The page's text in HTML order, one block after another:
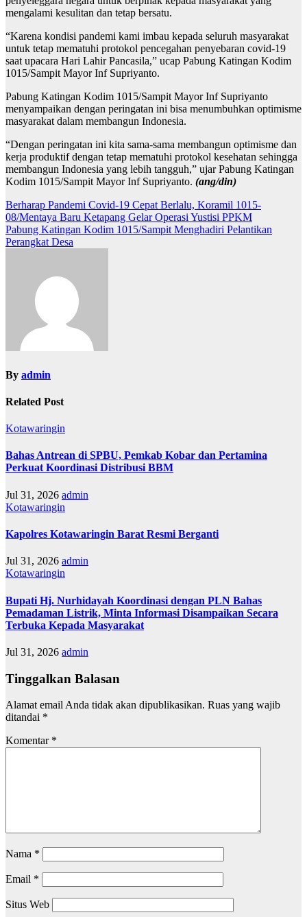
mengalami kesulitan dan tetap bersatu.
“Karena kondisi pandemi kami imbau kepada seluruh masyarakat
untuk tetap mematuhi protokol pencegahan penyebaran covid-19
saat upacara Hari Lahir Pancasila,” ucap Pabung Katingan Kodim
1015/Sampit Mayor Inf Supriyanto.
Pabung Katingan Kodim 1015/Sampit Mayor Inf Supriyanto
menyampaikan dengan peringatan ini bisa menumbuhkan optimisme
masyarakat dalam membangun Indonesia.
“Dengan peringatan ini kita sama-sama membangun optimisme dan
kerja produktif dengan tetap mematuhi protokol kesehatan sehingga
membangun Indonesia yang lebih tangguh,” ujar Pabung Katingan
Kodim 1015/Sampit Mayor Inf Supriyanto. (ang/din)
Navigasi
pos
Berharap Pandemi Covid-19 Cepat Berlalu, Koramil 1015-
08/Mentaya Baru Ketapang Gelar Operasi Yustisi PPKM
Pabung Katingan Kodim 1015/Sampit Menghadiri Pelantikan
Perangkat Desa
By admin
Related Post
Kotawaringin
Bahas Antrean di SPBU, Pemkab Kobar dan Pertamina
Perkuat Koordinasi Distribusi BBM
Jul 31, 2026 admin
Kotawaringin
Kapolres Kotawaringin Barat Resmi Berganti
Jul 31, 2026 admin
Kotawaringin
Bupati Hj. Nurhidayah Koordinasi dengan PLN Bahas
Pemadaman Listrik, Minta Informasi Disampaikan Secara
Terbuka Kepada Masyarakat
Jul 31, 2026 admin
Tinggalkan Balasan
Alamat email Anda tidak akan dipublikasikan. Ruas yang wajib
ditandai *
Komentar *
Nama *
Email *
Situs Web